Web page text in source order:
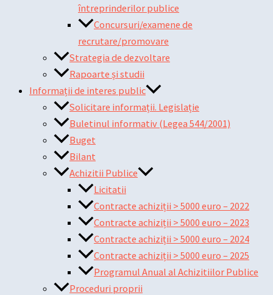
întreprinderilor publice
Concursuri/examene de
recrutare/promovare
Strategia de dezvoltare
Rapoarte și studii
Informații de interes public
Solicitare informații. Legislație
Buletinul informativ (Legea 544/2001)
Buget
Bilant
Achizitii Publice
Licitatii
Contracte achiziții > 5000 euro – 2022
Contracte achiziții > 5000 euro – 2023
Contracte achiziții > 5000 euro – 2024
Contracte achiziții > 5000 euro – 2025
Programul Anual al Achizitiilor Publice
Proceduri proprii